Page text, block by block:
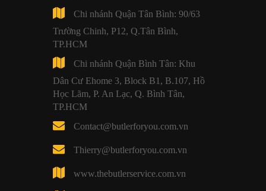
Chi nhánh Quận Tân Bình: 90/63
Trường Chinh, P12, Q.Tân Bình,
TP.HCM
Chi nhánh Quận Bình Tân: Khu
Dân Cư Ehome 3, Block B1, B.107, Hồ
Học Lãm, P. An Lạc, Q. Bình Tân,
TP.HCM
Contact@butlerforyou.com.vn
Thierry@butlerforyou.com.vn
www.thebutlerservice.com.vn